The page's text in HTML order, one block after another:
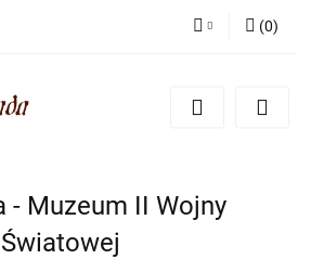
Zarejestruj się
(0)
- Muzeum II Wojny
Światowej